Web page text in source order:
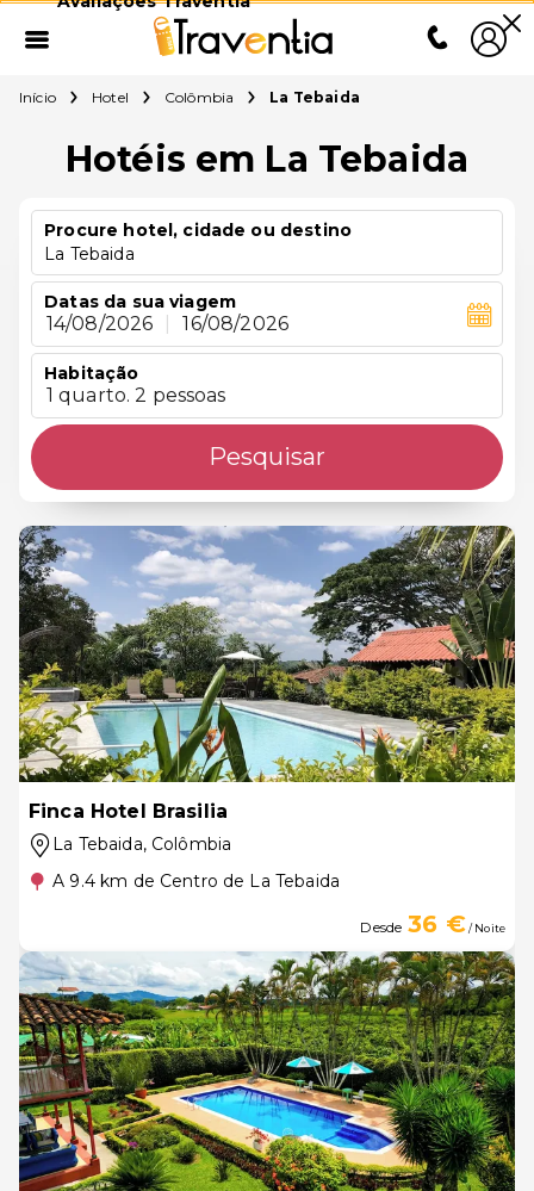
Início Hotel Colômbia La Tebaida
Hotéis em La Tebaida
Procure hotel, cidade ou destino
La Tebaida
Datas da sua viagem
14/08/2026 16/08/2026
Habitação
1 quarto. 2 pessoas
Pesquisar
Finca Hotel Brasilia
La Tebaida, Colômbia
A 9.4 km de Centro de La Tebaida
Desde 36 €/ Noite